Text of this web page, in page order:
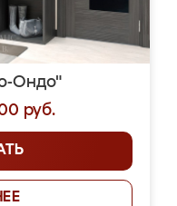
Ондо"
руб.